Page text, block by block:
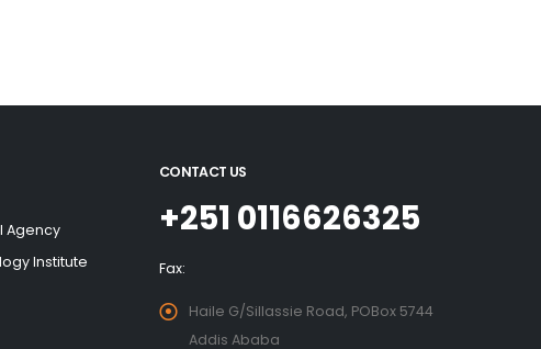
Agency
Institute
CONTACT US
+251 0116626325
Fax:
Haile G/Sillassie Road, POBox 5744
Addis Ababa